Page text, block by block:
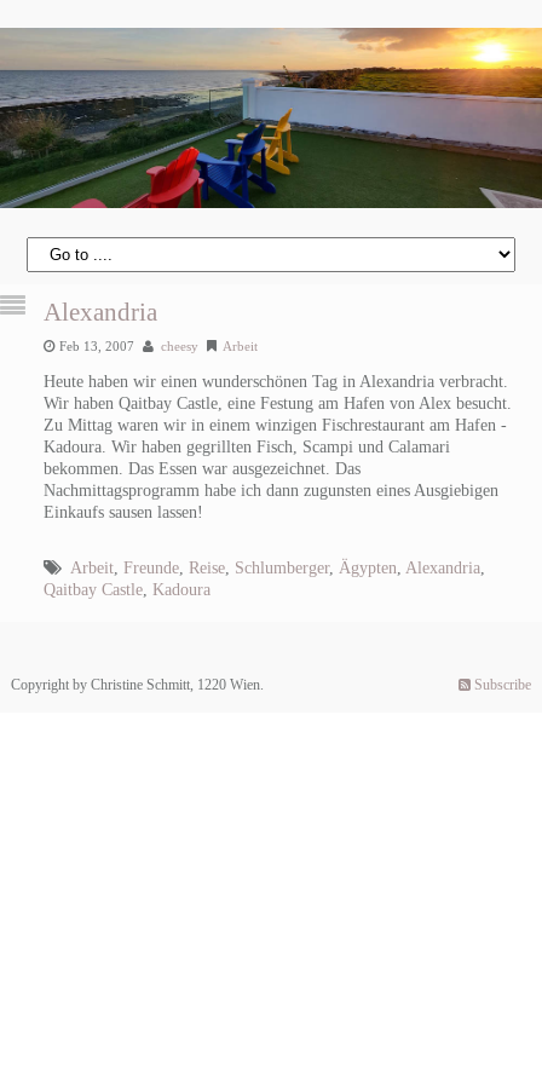
Alexandria
Feb 13, 2007 cheesy Arbeit
Heute haben wir einen wunderschönen Tag in Alexandria verbracht.
Wir haben Qaitbay Castle, eine Festung am Hafen von Alex besucht.
Zu Mittag waren wir in einem winzigen Fischrestaurant am Hafen -
Kadoura. Wir haben gegrillten Fisch, Scampi und Calamari
bekommen. Das Essen war ausgezeichnet. Das
Nachmittagsprogramm habe ich dann zugunsten eines Ausgiebigen
Einkaufs sausen lassen!
Arbeit, Freunde, Reise, Schlumberger, Ägypten Alexandria
Qaitbay Castle, Kadoura
Copyright by Christine Schmitt, 1220 Wien. Subscribe